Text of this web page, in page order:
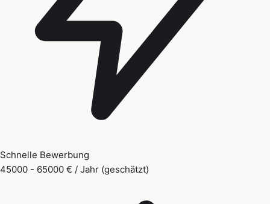
Schnelle Bewerbung
45000 - 65000 € / Jahr (geschätzt)